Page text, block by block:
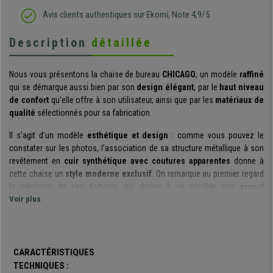
Avis clients authentiques sur Ekomi, Note 4,9/5
Description détaillée
Nous vous présentons la chaise de bureau CHICAGO, un modèle raffiné
qui se démarque aussi bien par son design élégant, par le haut niveau
de confortqu'elle offre à son utilisateur, ainsi que par les matériaux de
qualité sélectionnés pour sa fabrication.
Il s’agit d’un modèle esthétique et design : comme vous pouvez le
constater sur les photos, l’association de sa structure métallique à son
revêtement en cuir synthétique avec coutures apparentes donne à
cette chaise un style moderne exclusif. On remarque au premier regard
la précision de ses finitions, qui donne à ce modèle son
aspect
impeccable et qualitatif
naturelle du dos pour un
l’utilisateur. Ce modèle est d’ailleurs
Voir plus
CARACTÉRISTIQUES
TECHNIQUES :